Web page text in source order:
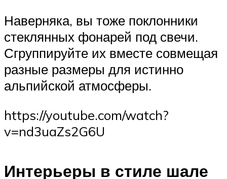
Наверняка, вы тоже поклонники
стеклянных фонарей под свечи.
Сгруппируйте их вместе совмещая
разные размеры для истинно
альпийской атмосферы.
https://youtube.com/watch?
v=nd3uaZs2G6U
Интерьеры в стиле шале